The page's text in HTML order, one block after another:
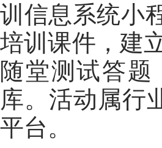
训信息系统小
培训课件，建
随堂测试答
库。活动属行
平台。